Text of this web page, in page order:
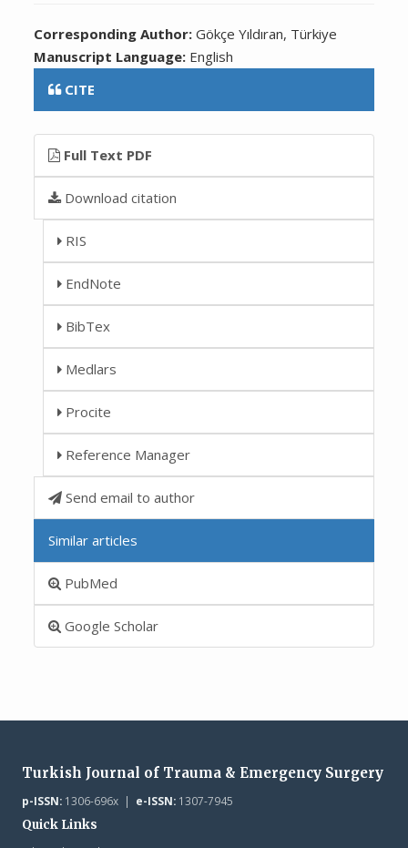
Corresponding Author:Gökçe Yıldıran, Türkiye
Manuscript Language: English
CITE
Full Text PDF
Download citation
RIS
EndNote
BibTex
Medlars
Procite
Reference Manager
Send email to author
Similar articles
PubMed
Google Scholar
Turkish Journal of Trauma & Emergency Surgery
p-ISSN:1306-696x | e-ISSN:1307-7945
Quick Links